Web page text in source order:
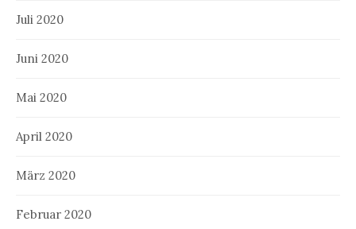
Juli 2020
Juni 2020
Mai 2020
April 2020
März 2020
Februar 2020